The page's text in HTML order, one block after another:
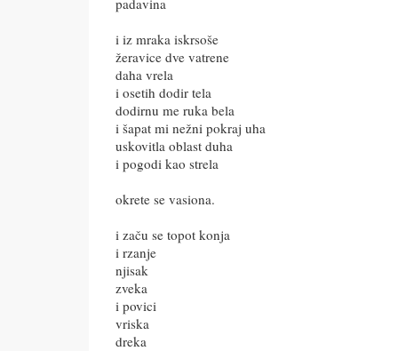
i iz mraka iskrsoše
žeravice dve vatrene
daha vrela
i osetih dodir tela
dodirnu me ruka bela
i šapat mi nežni pokraj uha
uskovitla oblast duha
i pogodi kao strela
okrete se vasiona.
i začu se topot konja
i rzanje
njisak
zveka
i povici
vriska
dreka